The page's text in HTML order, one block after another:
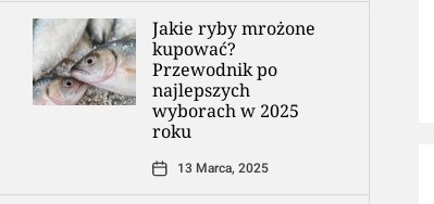
Jakie ryby mrożone
kupować?
Przewodnik po
najlepszych
wyborach w 2025
roku
13 Marca, 2025